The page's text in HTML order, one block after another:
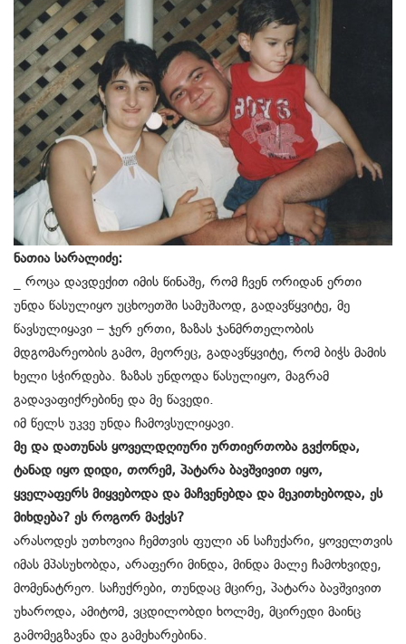
ნათია სარალიძე:
_ როცა დავდექით იმის წინაშე, რომ ჩვენ ორიდან ერთი
უნდა წასულიყო უცხოეთში სამუშაოდ, გადავწყვიტე, მე
წავსულიყავი – ჯერ ერთი, ზაზას ჯანმრთელობის
მდგომარეობის გამო, მეორეც, გადავწყვიტე, რომ ბიჭს მამის
ხელი სჭირდება. ზაზას უნდოდა წასულიყო, მაგრამ
გადავაფიქრებინე და მე წავედი.
იმ წელს უკვე უნდა ჩამოვსულიყავი.
მე და დათუნას ყოველდღიური ურთიერთობა გვქონდა,
ტანად იყო დიდი, თორემ, პატარა ბავშვივით იყო,
ყველაფერს მიყვებოდა და მაჩვენებდა და მეკითხებოდა, ეს
მიხდება? ეს როგორ მაქვს?
არასოდეს უთხოვია ჩემთვის ფული ან საჩუქარი, ყოველთვის
იმას მპასუხობდა, არაფერი მინდა, მინდა მალე ჩამოხვიდე,
მომენატრეო. საჩუქრები, თუნდაც მცირე, პატარა ბავშვივით
უხაროდა, ამიტომ, ვცდილობდი ხოლმე, მცირედი მაინც
გამომეგზავნა და გამეხარებინა.